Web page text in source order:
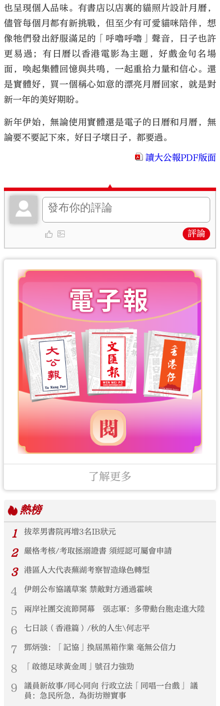
也呈現個人品味。有書店以店裏的貓照片設計月曆，
儘管每個月都有新挑戰，但至少有可愛貓咪陪伴，想
像牠們發出舒服滿足的「呼嚕呼嚕」聲音，日子也許
更易過；有日曆以香港電影為主題，好戲金句名場
面，喚起集體回憶與共鳴，一起重拾力量和信心。還
是實體好，買一個稱心如意的漂亮月曆回家，就是對
新一年的美好期盼。
新年伊始，無論使用實體還是電子的日曆和月曆，無
論要不要記下來，好日子壞日子，都要過。
讀大公報PDF版面
評論
了解更多
熱榜
1
拔萃男書院再增3名IB狀元
2 嚴格考核/考取拯溺證書 須經認可屬會申請
3 港區人大代表蕪湖考察智造綠色轉型
4 伊朗公布協議草案 禁敵對方通過霍峽
5 兩岸社團交流節開幕 張志軍：多帶動台胞走進大陸
6 七日談（香港篇）/秋的人生\何志平
7 鄧炳強：「記協」換屆黑箱作業 毫無公信力
8 「啟德足球黃金周」號召力強勁
9
議員新故事/同心同向 行政立法「同唱一台戲」 議
員：急民所急，為街坊辦實事